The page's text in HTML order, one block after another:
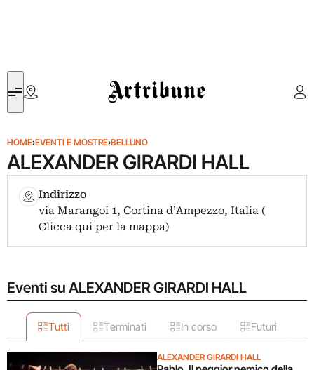
Artribune
HOME›EVENTI E MOSTRE›BELLUNO
ALEXANDER GIRARDI HALL
Indirizzo
via Marangoi 1, Cortina d’Ampezzo, Italia (
Clicca qui per la mappa)
Eventi su ALEXANDER GIRARDI HALL
Tutti Terminati In corso Futuri
ALEXANDER GIRARDI HALL